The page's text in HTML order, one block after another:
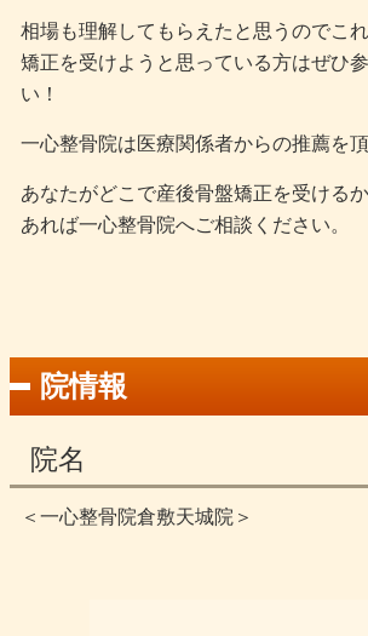
相場も理解してもらえたと思うのでこ
矯正を受けようと思っている方はぜひ
い！
一心整骨院は医療関係者からの推薦を頂
あなたがどこで産後骨盤矯正を受ける
あれば一心整骨院へご相談ください。
院情報
院名
＜一心整骨院倉敷天城院＞